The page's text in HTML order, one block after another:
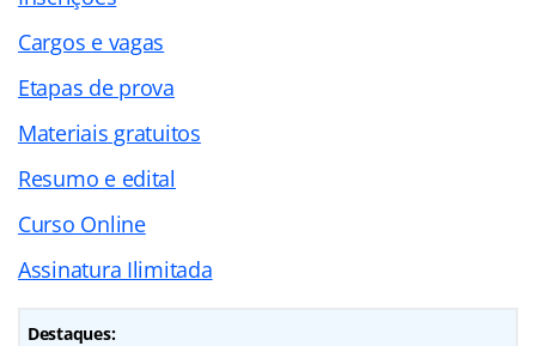
Cargos e vagas
Etapas de prova
Materiais gratuitos
Resumo e edital
Curso Online
Assinatura Ilimitada
Destaques: